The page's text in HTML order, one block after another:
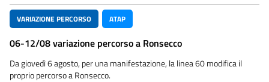
VARIAZIONE PERCORSO ATAP
06-12/08 variazione percorso a Ronsecco
Da giovedì 6 agosto, per una manifestazione, la linea 60 modifica il
proprio percorso a Ronsecco.